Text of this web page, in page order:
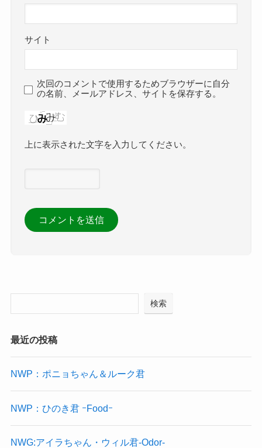
サイト
次回のコメントで使用するためブラウザーに自分
の名前、メールアドレス、サイトを保存する。
上に表示された文字を入力してください。
検索
最近の投稿
NWP：ポニョちゃん＆ルーク君
NWP：ひのき君 ｰFoodｰ
NWG:アイラちゃん・ウィル君-Odor-